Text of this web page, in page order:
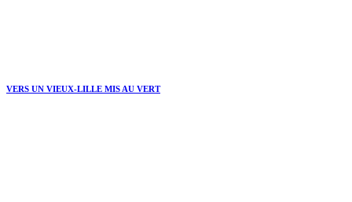
VERS UN VIEUX-LILLE MIS AU VERT